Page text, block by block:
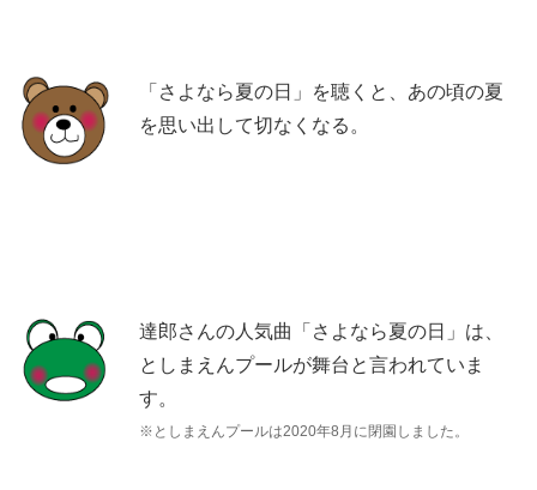
「さよなら夏の日」を聴くと、あの頃の夏
を思い出して切なくなる。
達郎さんの人気曲「さよなら夏の日」は、
としまえんプールが舞台と言われていま
す。
※としまえんプールは2020年8月に閉園しました。